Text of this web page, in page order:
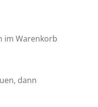
im Warenkorb
dann